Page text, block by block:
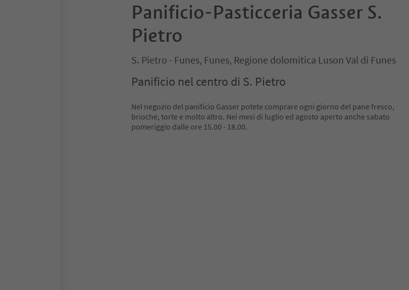
Panificio-Pasticceria Gasser S.
Pietro
S. Pietro - Funes, Funes, Regione dolomitica Luson Val di Funes
Panificio nel centro di S. Pietro
Nel negozio del panificio Gasser potete comprare ogni giorno del pane fresco,
brioche, torte e molto altro. Nei mesi di luglio ed agosto aperto anche sabato
pomeriggio dalle ore 15.00 - 18.00.